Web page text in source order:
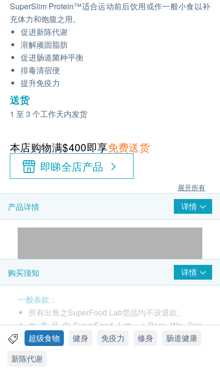
SuperSlim Protein™适合运动前后饮用或作一般小食以补
充体力和饱腹之用。
促进新陈代谢
溶解顽固脂肪
促进肠道菌种平衡
排毒清宿便
提升免疫力
送货
1 至 3 个工作天内发货
本店购物满$400即享免费送货
即睇全店产品
展开所有
产品详情 详情
购买须知 详情
一般条款：
所有出售之SuperFood Lab货品均不设退款。
此产品由SuperFood Lab （Bear We Can
Limited） 提供。
Limited）及健康网购health. ESDlife保留最终决议
超级食物 健身 免疫力 修身
肠道健康
新陈代谢